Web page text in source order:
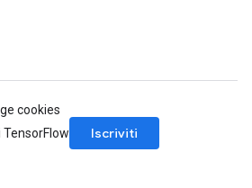
cookies
Iscriviti